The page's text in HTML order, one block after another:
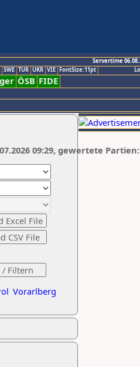
Servertime
SWE TUR UKR VIE FontSize:11pt
ÖSB FIDE
Vorarlberg
09:29, gewertete Partien: